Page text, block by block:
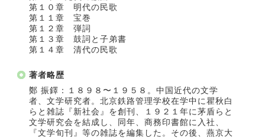
第１０章 明代の民歌
第１１章 宝巻
第１２章 弾詞
第１３章 鼓詞と子弟書
第１４章 清代の民歌
著者略歴
鄭 振鐸：１８９８〜１９５８。中国近代の文学
者、文学研究者。北京鉄路管理学校在学中に瞿秋白
らと雑誌『新社会』を創刊、１９２１年に茅盾らと
文学研究会を結成し、同年、商務印書館に入社、
『文学旬刊』等の雑誌を編集した。その後、燕京大